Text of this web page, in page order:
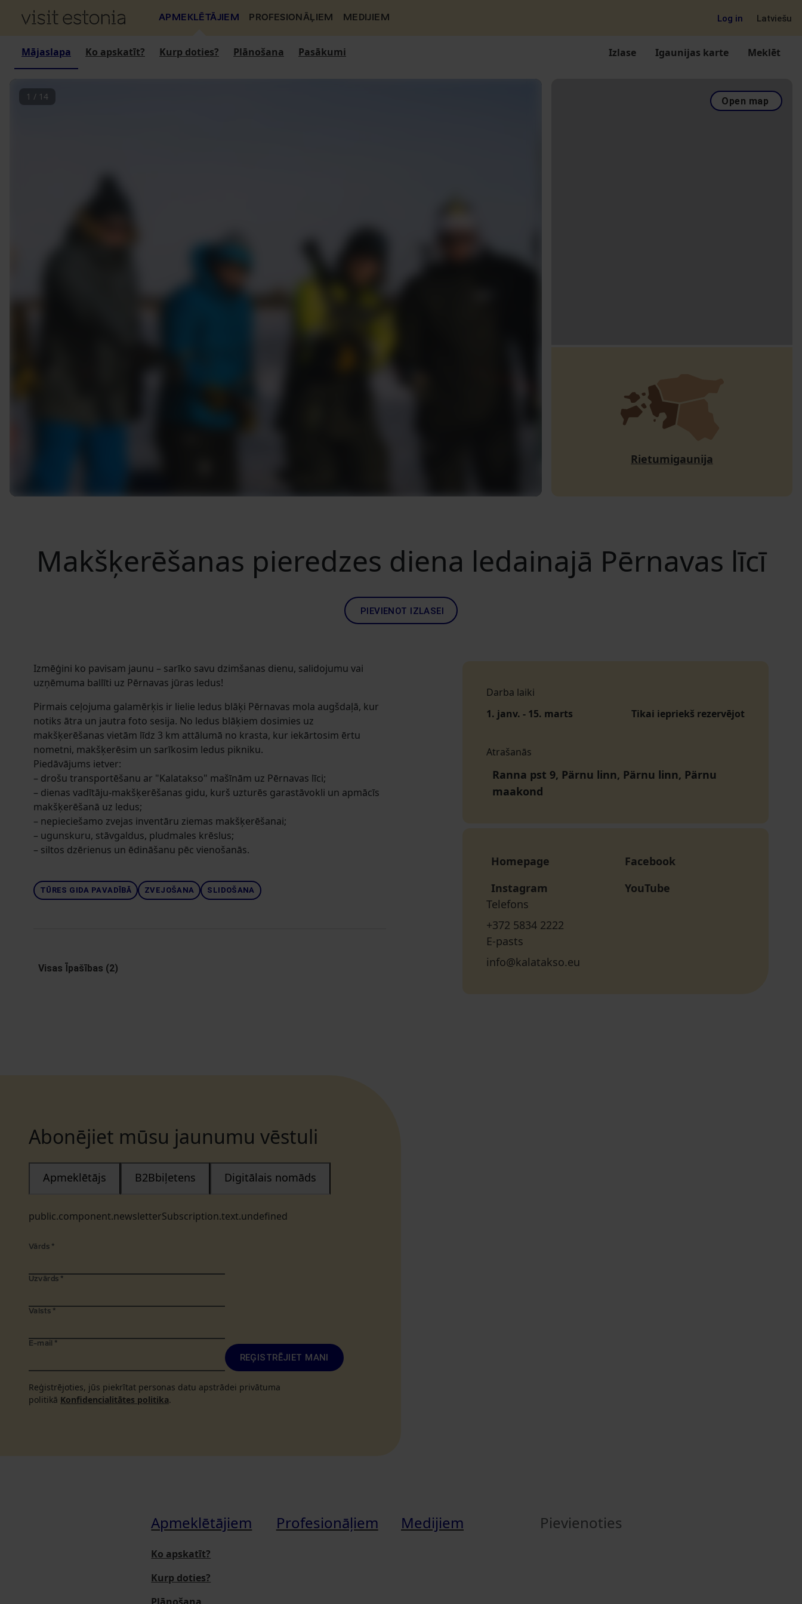
APMEKLĒTĀJIEM PROFESIONĀĻIEM MEDIJIEM Log in Latviešu
Mājaslapa Ko apskatīt? Kurp doties? Plānošana Pasākumi Izlase Igaunijas karte Meklēt
1 / 14 Open map
Rietumigaunija
Makšķerēšanas pieredzes diena ledainajā Pērnavas līcī
PIEVIENOT IZLASEI
Izmēģini ko pavisam jaunu – sarīko savu dzimšanas dienu, salidojumu vai
uzņēmuma ballīti uz Pērnavas jūras ledus!
Pirmais ceļojuma galamērķis ir lielie ledus blāķi Pērnavas mola augšdaļā, kur
notiks ātra un jautra foto sesija. No ledus blāķiem dosimies uz
makšķerēšanas vietām līdz 3 km attālumā no krasta, kur iekārtosim ērtu
nometni, makšķerēsim un sarīkosim ledus pikniku.
Piedāvājums ietver:
– drošu transportēšanu ar "Kalatakso" mašīnām uz Pērnavas līci;
– dienas vadītāju-makšķerēšanas gidu, kurš uzturēs garastāvokli un apmācīs
makšķerēšanā uz ledus;
– nepieciešamo zvejas inventāru ziemas makšķerēšanai;
– ugunskuru, stāvgaldus, pludmales krēslus;
– siltos dzērienus un ēdināšanu pēc vienošanās.
TŪRES GIDA PAVADĪBĀ ZVEJOŠANA SLIDOŠANA
Visas Īpašības (2)
Darba laiki
1. janv. - 15. marts
Tikai iepriekš rezervējot
Atrašanās
Ranna pst 9, Pärnu linn, Pärnu linn, Pärnu
maakond
Homepage
Facebook
Instagram
YouTube
Telefons
+372 5834 2222
E-pasts
info@kalatakso.eu
Abonējiet mūsu jaunumu vēstuli
public.component.newsletterSubscription.text.undefined
Apmeklētājs B2Bbiļetens Digitālais nomāds
Vārds *
Uzvārds *
Valsts *
E-mail *
REĢISTRĒJIET MANI
Reģistrējoties, jūs piekrītat personas datu apstrādei privātuma
politikā Konfidencialitātes politika.
Apmeklētājiem
Ko apskatīt?
Kurp doties?
Profesionāļiem Medijiem Pievienoties